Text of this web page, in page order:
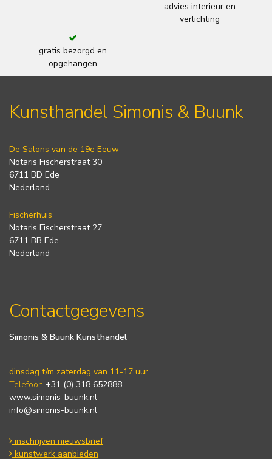
advies interieur en
verlichting
gratis bezorgd en
opgehangen
Kunsthandel Simonis & Buunk
De Salons van de 19e Eeuw
Notaris Fischerstraat 30
6711 BD Ede
Nederland
Fischerhuis
Notaris Fischerstraat 27
6711 BB Ede
Nederland
Contactgegevens
Simonis & Buunk Kunsthandel
dinsdag t/m zaterdag van 11-17 uur.
Telefoon +31 (0) 318 652888
www.simonis-buunk.nl
info@simonis-buunk.nl
inschrijven nieuwsbrief
kunstwerk aanbieden